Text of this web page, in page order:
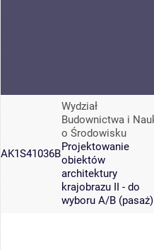
AK1S41036B
Wydział
Budownictwa i
o Środowisku
Projektowanie
obiektów
architektury
krajobrazu II - do
wyboru A/B (pasaż)